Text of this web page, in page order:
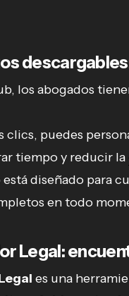
los abogados
clics, puedes
tiempo y reducir la
diseñado para
en todo
Legal:
es una